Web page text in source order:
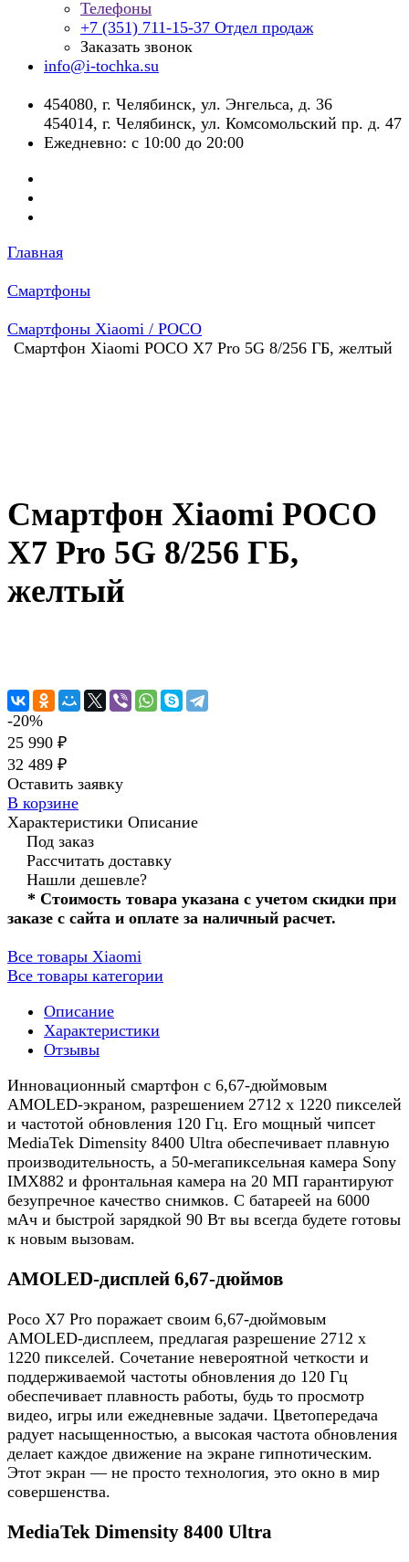
Телефоны
+7 (351) 711-15-37 Отдел продаж
Заказать звонок
info@i-tochka.su
​454080, г. Челябинск, ул. Энгельса, д. 36
454014, г. Челябинск, ул. Комсомольский пр. д. 47
Ежедневно: с 10:00 до 20:00
Главная
Смартфоны
Смартфоны Xiaomi / POCO
Смартфон Xiaomi POCO X7 Pro 5G 8/256 ГБ, желтый
Смартфон Xiaomi POCO
X7 Pro 5G 8/256 ГБ,
желтый
-20%
25 990 ₽
32 489 ₽
Оставить заявку
В корзине
Характеристики Описание
Под заказ
Рассчитать доставку
Нашли дешевле?
* Стоимость товара указана с учетом скидки при
заказе с сайта и оплате за наличный расчет.
Все товары Xiaomi
Все товары категории
Описание
Характеристики
Отзывы
Инновационный смартфон с 6,67-дюймовым
AMOLED-экраном, разрешением 2712 x 1220 пикселей
и частотой обновления 120 Гц. Его мощный чипсет
MediaTek Dimensity 8400 Ultra обеспечивает плавную
производительность, а 50-мегапиксельная камера Sony
IMX882 и фронтальная камера на 20 МП гарантируют
безупречное качество снимков. С батареей на 6000
мАч и быстрой зарядкой 90 Вт вы всегда будете готовы
к новым вызовам.
AMOLED-дисплей 6,67-дюймов
Poco X7 Pro поражает своим 6,67-дюймовым
AMOLED-дисплеем, предлагая разрешение 2712 x
1220 пикселей. Сочетание невероятной четкости и
поддерживаемой частоты обновления до 120 Гц
обеспечивает плавность работы, будь то просмотр
видео, игры или ежедневные задачи. Цветопередача
радует насыщенностью, а высокая частота обновления
делает каждое движение на экране гипнотическим.
Этот экран — не просто технология, это окно в мир
совершенства.
MediaTek Dimensity 8400 Ultra